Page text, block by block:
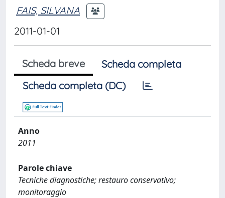
FAIS, SILVANA
2011-01-01
Scheda breve
Scheda completa
Scheda completa (DC)
Anno
2011
Parole chiave
Tecniche diagnostiche; restauro conservativo;
monitoraggio